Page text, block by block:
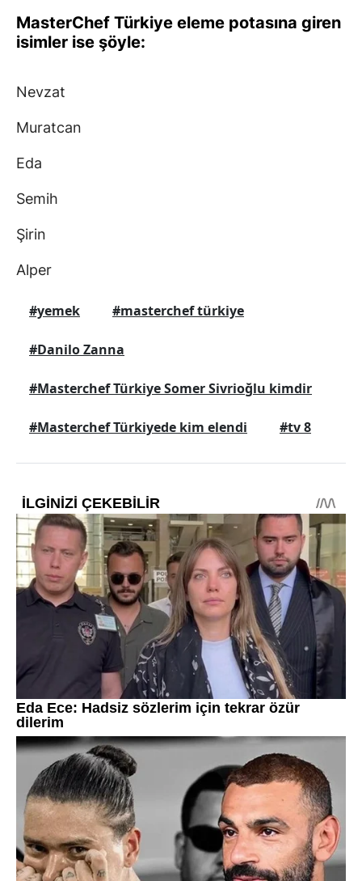
MasterChef Türkiye eleme potasına giren
isimler ise şöyle:
Nevzat
Muratcan
Eda
Semih
Şirin
Alper
#yemek #masterchef türkiye
#Danilo Zanna
#Masterchef Türkiye Somer Sivrioğlu kimdir
#Masterchef Türkiyede kim elendi #tv 8